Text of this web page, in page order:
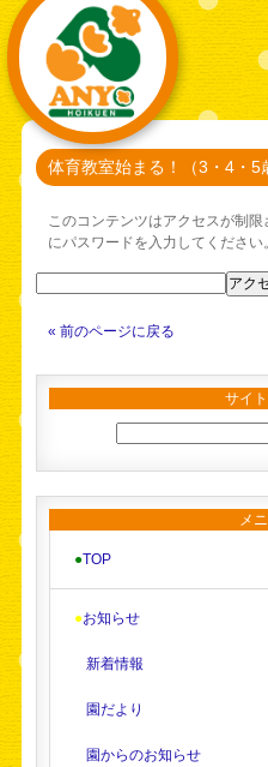
体育教室始まる！（3・4・5
このコンテンツはアクセスが制
にパスワードを入力してください
« 前のページに戻る
サイ
メ
●TOP
●お知らせ
新着情報
園だより
園からのお知らせ